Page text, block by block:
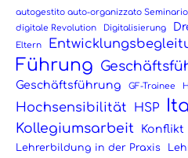
autogestito auto-organizzato Seminario
digitale Revolution Digitalisierung
Eltern
Führung
Geschäftsführung GF-Trainee
Hochsensibilität HSP
Kollegiumsarbeit Konflikt
Lehrerbildung in der Praxis